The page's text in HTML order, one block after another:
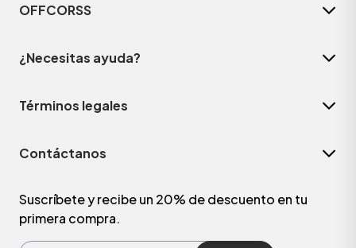
OFFCORSS
¿Necesitas ayuda?
Términos legales
Contáctanos
Suscríbete y recibe un 20% de descuento en tu
primera compra.